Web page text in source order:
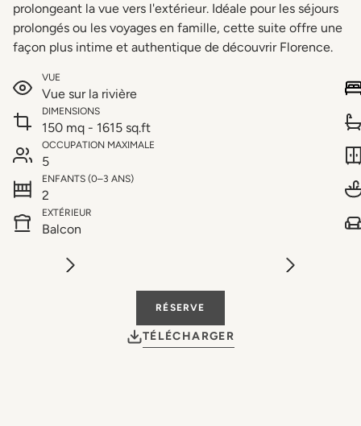
prolongeant la vue vers l'extérieur. Idéale pour les séjours
prolongés ou les voyages en famille, cette suite offre une
façon plus intime et authentique de découvrir Florence.
VUE
Vue sur la rivière
DIMENSIONS
150 mq - 1615 sq.ft
OCCUPATION MAXIMALE
5
ENFANTS (0–3 ANS)
2
EXTÉRIEUR
Balcon
RÉSERVE
TÉLÉCHARGER